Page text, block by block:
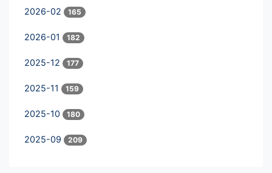
2026-02 165
2026-01 182
2025-12 177
2025-11 159
2025-10 180
2025-09 209